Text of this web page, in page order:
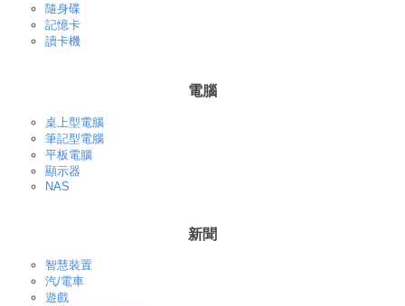
隨身碟
記憶卡
讀卡機
電腦
桌上型電腦
筆記型電腦
平板電腦
顯示器
NAS
新聞
智慧裝置
汽/電車
遊戲